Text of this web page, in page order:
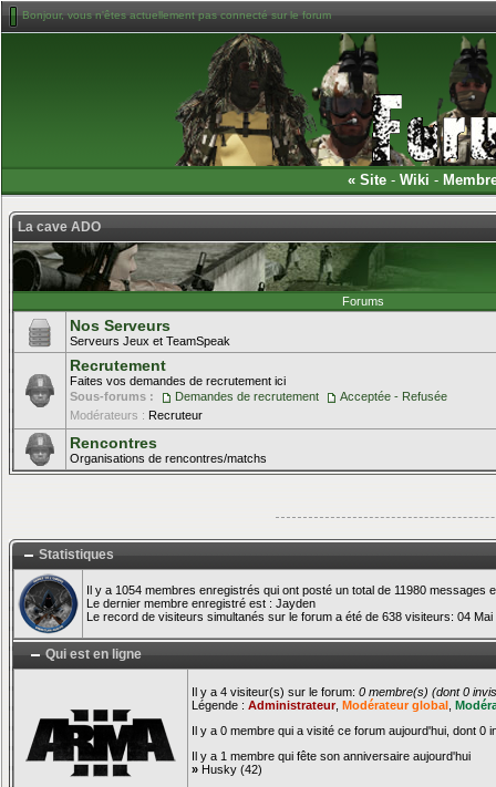
Bonjour, vous n'êtes actuellement pas connecté sur le forum
« Site - Wiki -
La cave ADO
Forums
Nos Serveurs
Serveurs Jeux et TeamSpeak
Recrutement
Faites vos demandes de recrutement ici
Sous-forums :
Demandes de recrutement
Acceptée - Refusée
Modérateurs : Recruteur
Rencontres
Organisations de rencontres/matchs
Statistiques
Il y a 1054 membres enregistrés qui ont posté un total de 11980 messages
Le dernier membre enregistré est : Jayden
Le record de visiteurs simultanés sur le forum a été de 638 visiteurs: 04 Mai
Qui est en ligne
Il y a 4 visiteur(s) sur le forum: 0 membre(s) (dont 0
Légende : Administrateur, Modérateur global
Il y a 0 membre qui a visité ce forum aujourd'hui, dont 0
Il y a 1 membre qui fête son anniversaire aujourd'hui
» Husky (42)